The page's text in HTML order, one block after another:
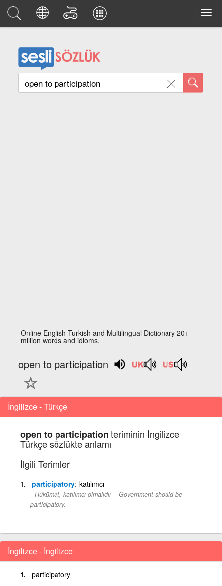
Online English Turkish and Multilingual Dictionary 20+
million words and idioms.
open to participation
İngilizce - Türkçe
open to participation teriminin İngilizce
Türkçe sözlükte anlamı
İlgili Terimler
participatory katılımcı
Hükümet, katılımcı olmalıdır. - Government should be
participatory.
İngilizce - İngilizce
participatory